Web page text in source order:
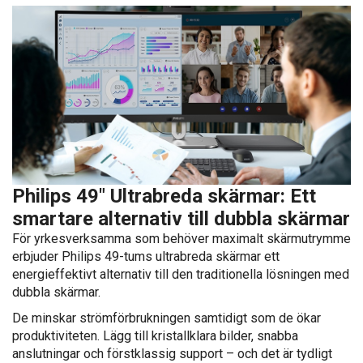
Philips 49" Ultrabreda skärmar: Ett
smartare alternativ till dubbla skärmar
För yrkesverksamma som behöver maximalt skärmutrymme
erbjuder Philips 49-tums ultrabreda skärmar ett
energieffektivt alternativ till den traditionella lösningen med
dubbla skärmar.
De minskar strömförbrukningen samtidigt som de ökar
produktiviteten. Lägg till kristallklara bilder, snabba
anslutningar och förstklassig support – och det är tydligt